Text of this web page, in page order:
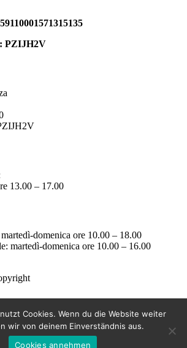
PZIJH2V
13.00 – 17.00
martedì-domenica ore 10.00 – 18.00
martedì-domenica ore 10.00 – 16.00
trasparente
Cookies. Wenn du die Website weiter
wir von deinem Einverständnis aus.
Cookies annehmen